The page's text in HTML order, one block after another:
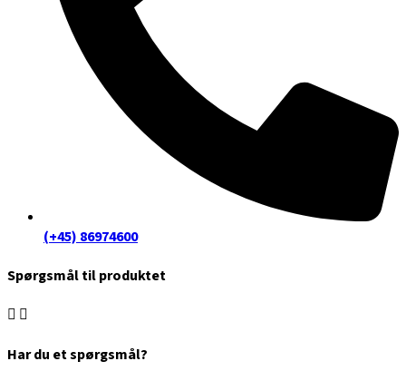
(+45) 86974600
Spørgsmål til produktet
Har du et spørgsmål?